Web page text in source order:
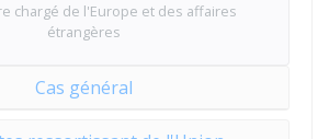
chargé de l'Europe et des affaires
étrangères
Cas général